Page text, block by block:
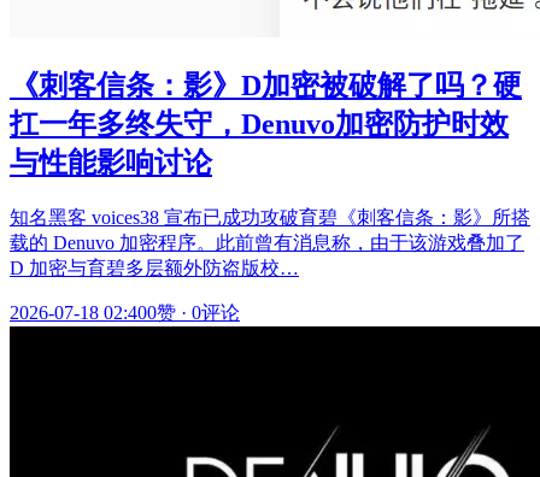
《刺客信条：影》D加密被破解了吗？硬
扛一年多终失守，Denuvo加密防护时效
与性能影响讨论
知名黑客 voices38 宣布已成功攻破育碧《刺客信条：影》所搭
载的 Denuvo 加密程序。此前曾有消息称，由于该游戏叠加了
D 加密与育碧多层额外防盗版校…
2026-07-18 02:400赞 · 0评论